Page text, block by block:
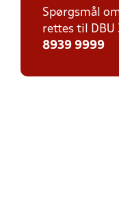
Spørgsmål
rettes til DBU
8939 9999